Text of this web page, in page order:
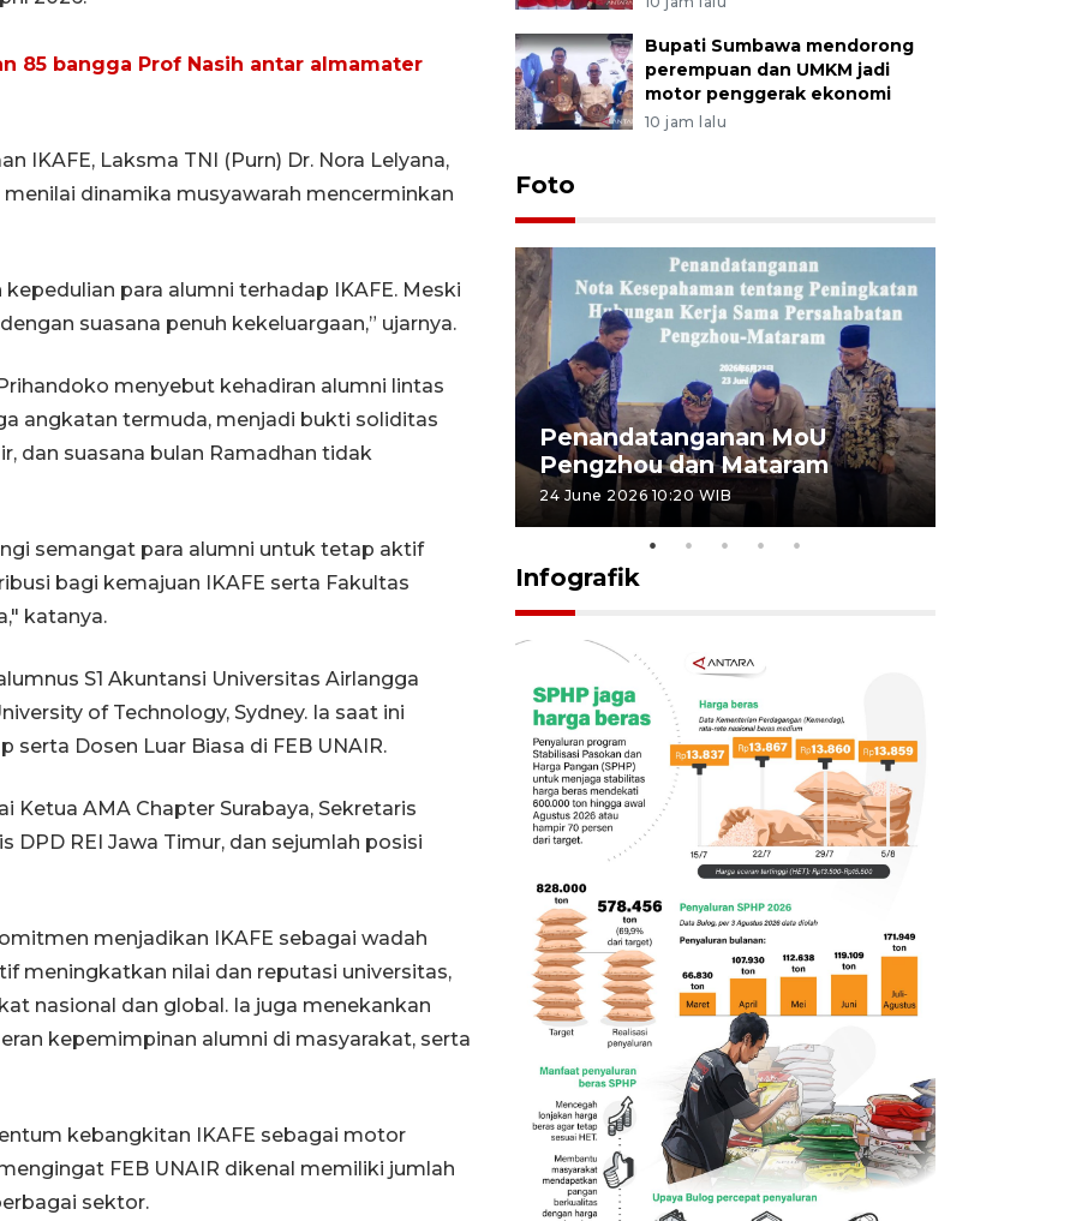
85 bangga Prof Nasih antar almamater
IKAFE, Laksma TNI (Purn) Dr. Nora Lelyana,
menilai dinamika musyawarah mencerminkan
para alumni terhadap IKAFE. Meski
suasana penuh kekeluargaan,” ujarnya.
menyebut kehadiran alumni lintas
angkatan termuda, menjadi bukti soliditas
dan suasana bulan Ramadhan tidak
semangat para alumni untuk tetap aktif
bagi kemajuan IKAFE serta Fakultas
katanya.
S1 Akuntansi Universitas Airlangga
of Technology, Sydney. Ia saat ini
serta Dosen Luar Biasa di FEB UNAIR.
Ketua AMA Chapter Surabaya, Sekretaris
DPD REI Jawa Timur, dan sejumlah posisi
menjadikan IKAFE sebagai wadah
meningkatkan nilai dan reputasi universitas,
nasional dan global. Ia juga menekankan
kepemimpinan alumni di masyarakat, serta
kebangkitan IKAFE sebagai motor
FEB UNAIR dikenal memiliki jumlah
sektor.
Bupati Sumbawa mendorong
perempuan dan UMKM jadi
motor penggerak ekonomi
10 jam lalu
Foto
Sidang putusan terdakwa
pembunuhan Brigadir Nurhadi
Penandatanganan MoU
Pengzhou dan Mataram
24 June 2026 10:20 WIB
Infografik